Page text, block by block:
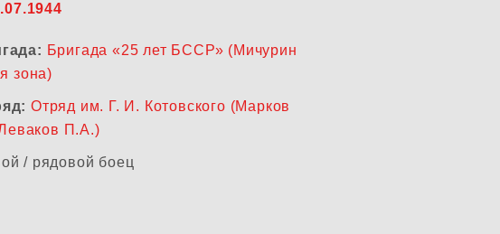
Бригада «25 лет БССР» (Мичурин
зона)
Отряд им. Г. И. Котовского (Марков
П.А.)
/ рядовой боец